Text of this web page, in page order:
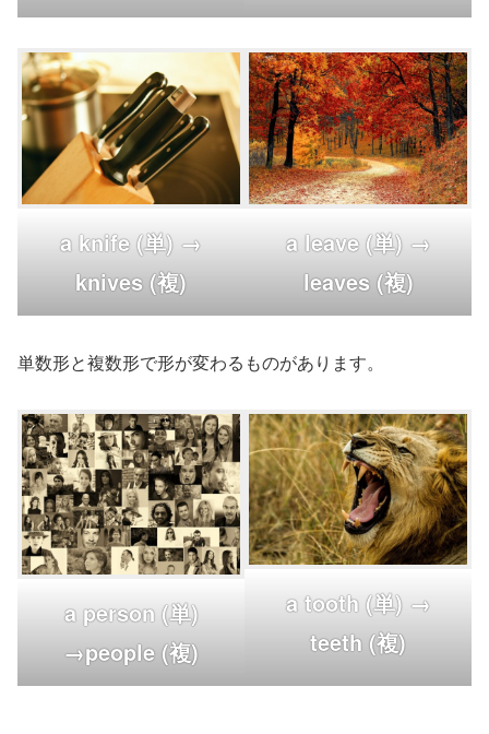
a knife (単) →
knives (複)
a leave (単) →
leaves (複)
単数形と複数形で形が変わるものがあります。
a person (単)
→people (複)
a tooth (単) →
teeth (複)